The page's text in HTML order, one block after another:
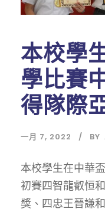
本校學
學比賽
得隊際
一月 7, 2022 BY
本校學生在中華
初賽四智龍叡恒
獎、四忠王晉謙